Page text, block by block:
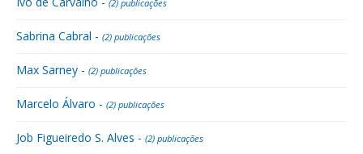
(2) publicações
Sabrina Cabral - (2) publicações
Max Sarney - (2) publicações
Marcelo Álvaro - (2) publicações
Job Figueiredo S. Alves - (2) publicações